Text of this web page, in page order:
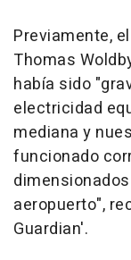
Previamente,
Thomas
había sido
electricidad
mediana y
funcionado
aeropuerto",
Guardian'.